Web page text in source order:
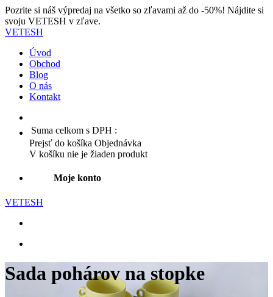
Pozrite si náš výpredaj na všetko so zľavami až do -50%! Nájdite si
svoju VETESH v zľave.
VETESH
Úvod
Obchod
Blog
O nás
Kontakt
Suma celkom s DPH :
Prejsť do košíka Objednávka
V košíku nie je žiaden produkt
Moje konto
VETESH
Sada pohárov na stopke